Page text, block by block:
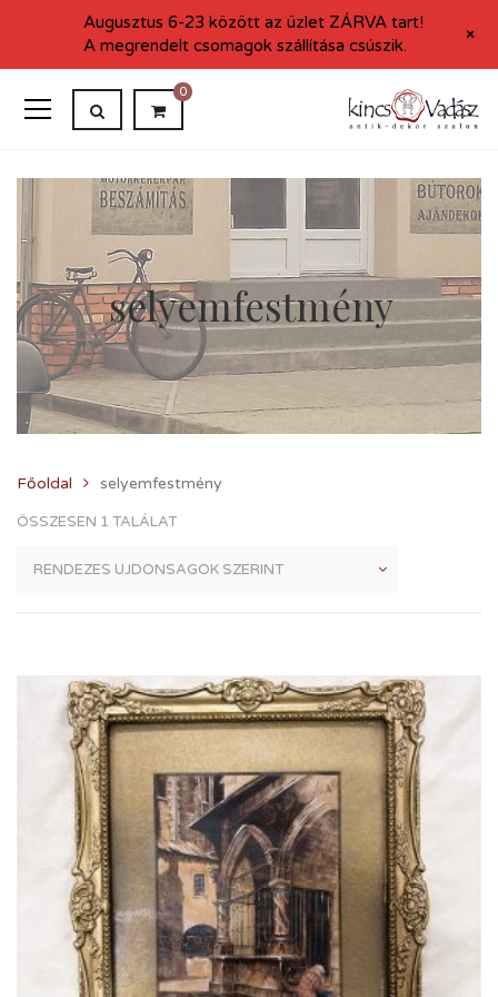
0
selyemfestmény
Főoldal selyemfestmény
ÖSSZESEN 1 TALÁLAT
Augusztus 6-23 között az üzlet ZÁRVA tart!
A megrendelt csomagok szállítása csúszik.
+